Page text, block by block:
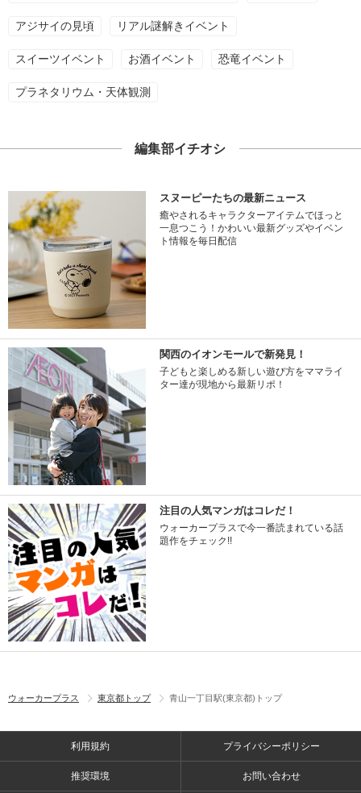
アジサイの見頃 リアル謎解きイベント
スイーツイベント お酒イベント 恐竜イベント
プラネタリウム・天体観測
編集部イチオシ
スヌーピーたちの最新ニュース
癒やされるキャラクターアイテムでほっと
一息つこう！かわいい最新グッズやイベン
ト情報を毎日配信
関西のイオンモールで新発見！
子どもと楽しめる新しい遊び方をママライ
ター達が現地から最新リポ！
注目の人気マンガはコレだ！
ウォーカープラスで今一番読まれている話
題作をチェック!!
ウォーカープラス 東京都トップ 青山一丁目駅(東京都)トップ
利用規約 プライバシーポリシー
推奨環境 お問い合わせ